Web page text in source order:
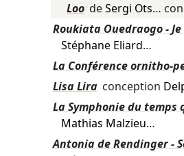
Loo deSergi Ots…
Roukiata Ouedraogo -
Stéphane Eliard…
La Conférence ornitho-
Lisa Lira conception
La Symphonie du
Mathias Malzieu…
Antonia de Rendinger -